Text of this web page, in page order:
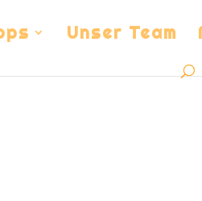
Unser Team